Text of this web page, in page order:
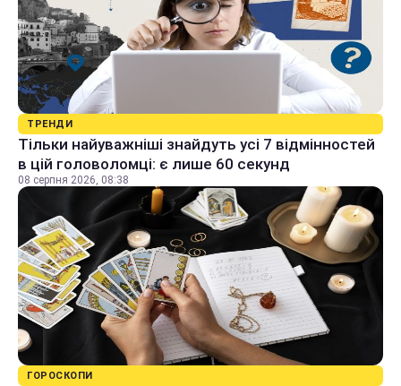
ТРЕНДИ
Тільки найуважніші знайдуть усі 7 відмінностей
в цій головоломці: є лише 60 секунд
08 серпня 2026, 08:38
ГОРОСКОПИ